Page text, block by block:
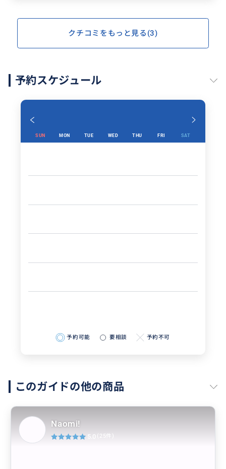
てくれる感じもうれしかったです。
各所で写真も撮っていただき、思い出作りまでサポート
現地でしか味わえない食事や体験ができて満足度の高い
クチコミをもっと見る(3)
予約スケジュール
SUN MON TUE WED THU FRI SAT
予約可能 要相談 予約不可
このガイドの他の商品
Naomi!
5.0 (25件)